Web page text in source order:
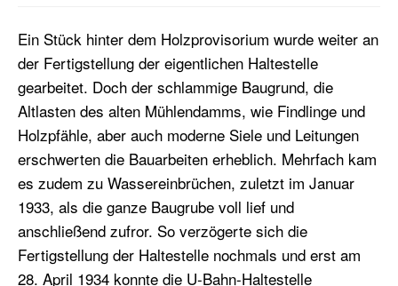
Ein Stück hinter dem Holzprovisorium wurde weiter an
der Fertigstellung der eigentlichen Haltestelle
gearbeitet. Doch der schlammige Baugrund, die
Altlasten des alten Mühlendamms, wie Findlinge und
Holzpfähle, aber auch moderne Siele und Leitungen
erschwerten die Bauarbeiten erheblich. Mehrfach kam
es zudem zu Wassereinbrüchen, zuletzt im Januar
1933, als die ganze Baugrube voll lief und
anschließend zufror. So verzögerte sich die
Fertigstellung der Haltestelle nochmals und erst am
28. April 1934 konnte die U-Bahn-Haltestelle